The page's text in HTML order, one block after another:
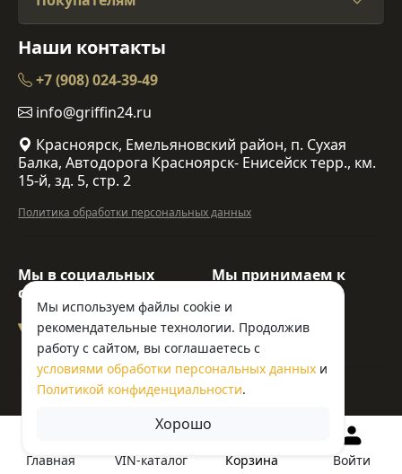
Главная VIN-каталог Корзина Войти
Мы используем файлы cookie и
рекомендательные технологии. Продолжив
работу с сайтом, вы соглашаетесь с
условиями обработки персональных данных и
Политикой конфиденциальности.
Хорошо
Наши контакты
+7 (908) 024-39-49
info@griffin24.ru
Красноярск, Емельяновский район, п. Сухая
Балка, Автодорога Красноярск- Енисейск терр., км.
15-й, зд. 5, стр. 2
Политика обработки персональных данных
Мы в социальных
сетях:
Мы принимаем к
© ООО «Гриффин»